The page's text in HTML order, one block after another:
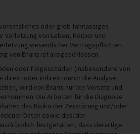
vorsätzliches oder grob fahrlässiges
Verletzung von Leben, Körper und
wesentlicher Vertragspflichten.
von Enaris ist ausgeschlossen.
oder Folgeschäden (insbesondere von
direkt oder indirekt durch die Analyse
wird von Enaris nur bei Vorsatz und
Die Arbeiten für die Diagnose
das Risiko der Zerstörung und/oder
Daten sowie des/der
festgehalten, dass derartige